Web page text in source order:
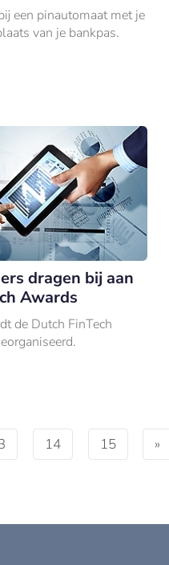
een pinautomaat met je
van je bankpas.
dragen bij aan
Awards
de Dutch FinTech
14 15 »